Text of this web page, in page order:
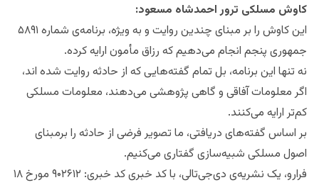
کاوش مسلکی ترور احمدشاه مسعود:
این کاوش را بر مبنای چندین روایت و به ویژه، برنامه‌ی شماره ۵۸۹۱
جمهوری پنجم انجام می‌دهیم که رزاق مأمون ارایه کرده.
نه تنها این برنامه، بل تمام گفته‌هایی که از حادثه روایت شده اند،
اگر معلومات آفاقی ‌و گاهی پژوهشی می‌دهند، معلومات مسلکی
کم‌تر ارایه می‌کنند.
بر اساس گفته‌های دریافتی، ما تصویر فرضی از حادثه را برمبنای
اصول مسلکی شبیه‌سازی گفتاری می‌‌کنیم.
فرارو، یک نشریه‌ی دی‌‌جی‌تالی، با کد خبری کد خبری: ۹۰۲۶۱۲ مورخ ۱۸